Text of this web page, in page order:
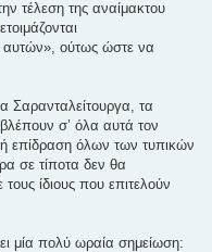
τέλεση της αναίμακτου
ούτως ώστε να
Σαρανταλείτουργα, τα
σ’ όλα αυτά τον
επίδραση όλων των τυπικών
σε τίποτα δεν θα
ίδιους που επιτελούν
μία πολύ ωραία σημείωση: